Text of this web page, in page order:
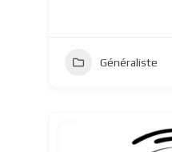
Généraliste